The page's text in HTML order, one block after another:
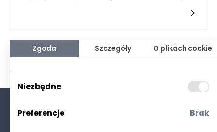
odporności na specyficzne warunki panujące w łazience, takie
powinniśmy wziąć pod uwagę zarówno płytki ceramiczne, jak
i alternatywy w postaci kompozytów, drewna czy kamienia
naturalnego, które są coraz bardziej popularne. Dobrze
łazienki oraz przyczynić się do jej dłuższej trwałości.
Zgoda Szczegóły O plikach cookie
Niezbędne
Preferencje Brak